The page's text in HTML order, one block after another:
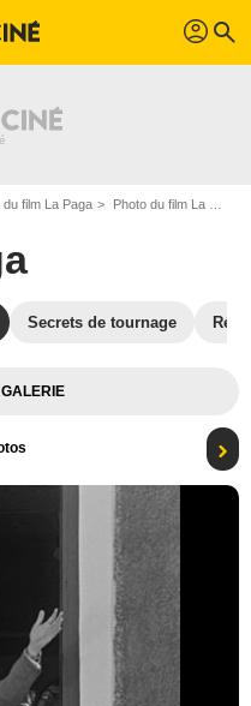
profil search
du film La Paga Photo du film La Paga - Photo 3
Secrets de tournage